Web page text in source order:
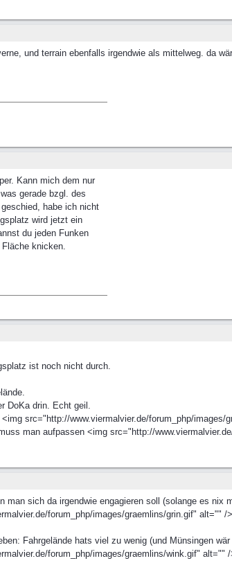
und terrain ebenfalls irgendwie als mittelweg. da
Kann mich dem nur
gerade bzgl. des
habe ich nicht
wird jetzt ein
du jeden Funken
knicken.
ist noch nicht durch.
DoKa drin. Echt geil.
src="http://www.viermalvier.de/forum_php/images/
man aufpassen <img src="http://
man sich da irgendwie engagieren soll (solange es
forum_php/images/graemlins/grin.gif" alt="" /
Fahrgelände hats viel zu wenig (und Münsingen
forum_php/images/graemlins/wink.gif" alt=""